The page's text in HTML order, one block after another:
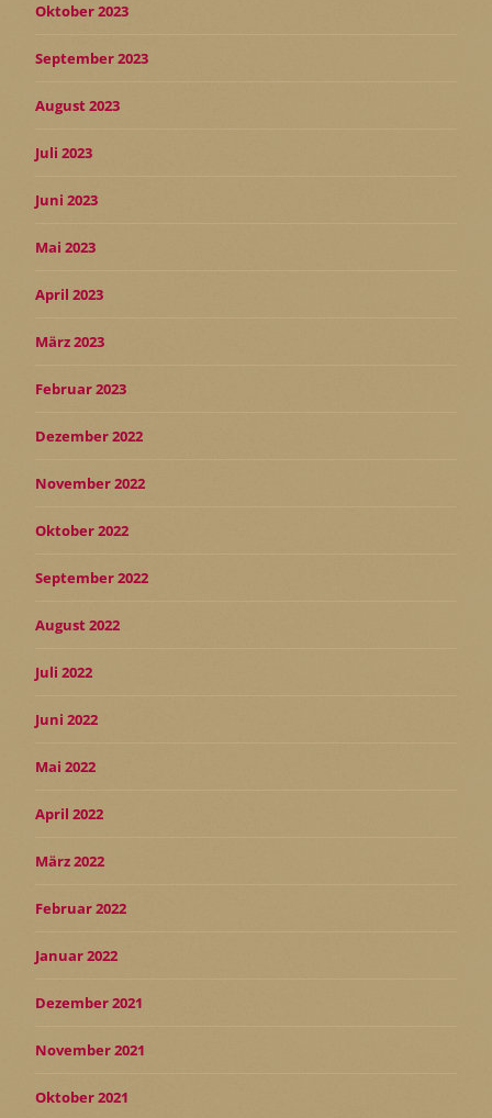
Oktober 2023
September 2023
August 2023
Juli 2023
Juni 2023
Mai 2023
April 2023
März 2023
Februar 2023
Dezember 2022
November 2022
Oktober 2022
September 2022
August 2022
Juli 2022
Juni 2022
Mai 2022
April 2022
März 2022
Februar 2022
Januar 2022
Dezember 2021
November 2021
Oktober 2021